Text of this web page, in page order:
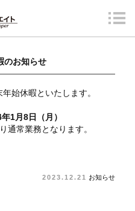
のお知らせ
始休暇といたします。
1月8日（月）
通常業務となります。
2023.12.21 お知らせ